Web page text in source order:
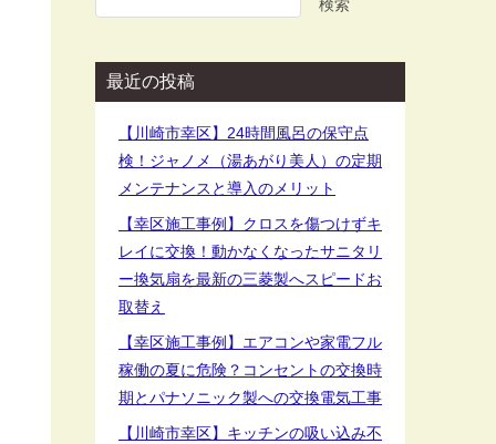
検索
最近の投稿
【川崎市幸区】24時間風呂の保守点
検！ジャノメ（湯あがり美人）の定期
メンテナンスと導入のメリット
【幸区施工事例】クロスを傷つけずキ
レイに交換！動かなくなったサニタリ
ー換気扇を最新の三菱製へスピードお
取替え
【幸区施工事例】エアコンや家電フル
稼働の夏に危険？コンセントの交換時
期とパナソニック製への交換電気工事
【川崎市幸区】キッチンの吸い込み不